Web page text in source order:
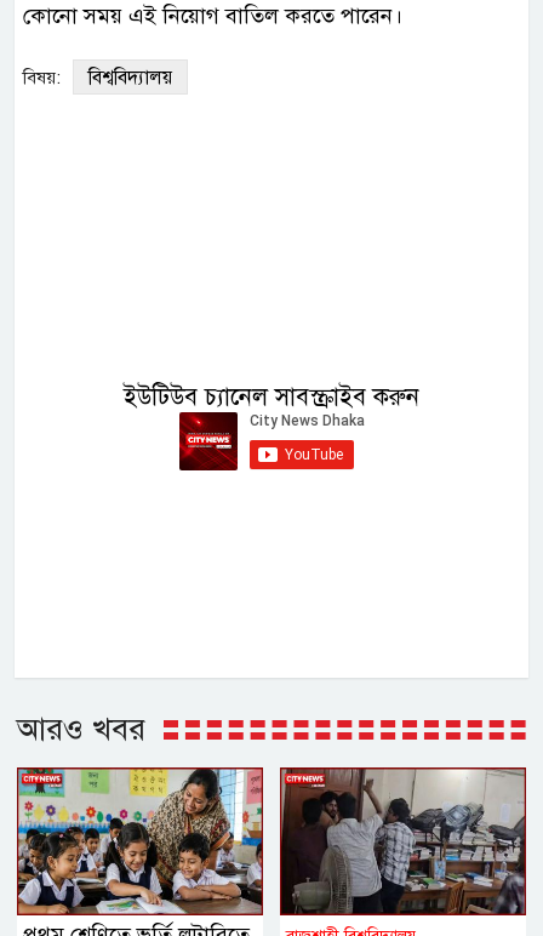
কোনো সময় এই নিয়োগ বাতিল করতে পারেন।
বিষয়: বিশ্ববিদ্যালয়
ইউটিউব চ্যানেল সাবস্ক্রাইব করুন
আরও খবর